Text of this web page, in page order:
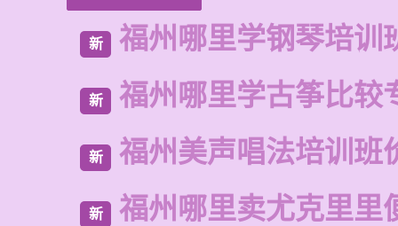
新 福州哪里学钢琴培训
新 福州哪里学古筝比较
新 福州美声唱法培训班
新 福州哪里卖尤克里里